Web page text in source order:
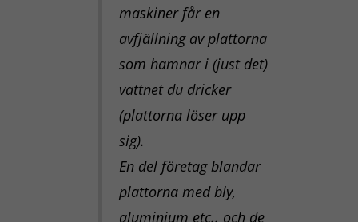
maskiner får en
avfjällning av plattorna
som hamnar i (just det)
vattnet du dricker
(plattorna löser upp
sig).
En del företag blandar
plattorna med bly,
aluminium etc.. och de